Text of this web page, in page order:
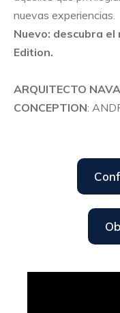
nuevas experiencias.
Nuevo: descubra
Edition.
ARQUITECTO
CONCEPTION: